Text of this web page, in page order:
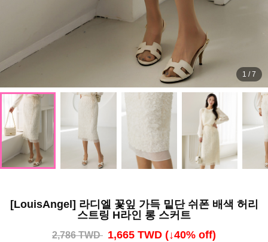
1 /7
[LouisAngel] 라디엘 꽃잎 가득 밑단 쉬폰 배색 허리
스트링 H라인 롱 스커트
2,786 TWD 1,665 TWD (↓40% off)